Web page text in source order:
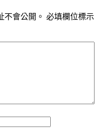
不會公開。 必填欄位標示